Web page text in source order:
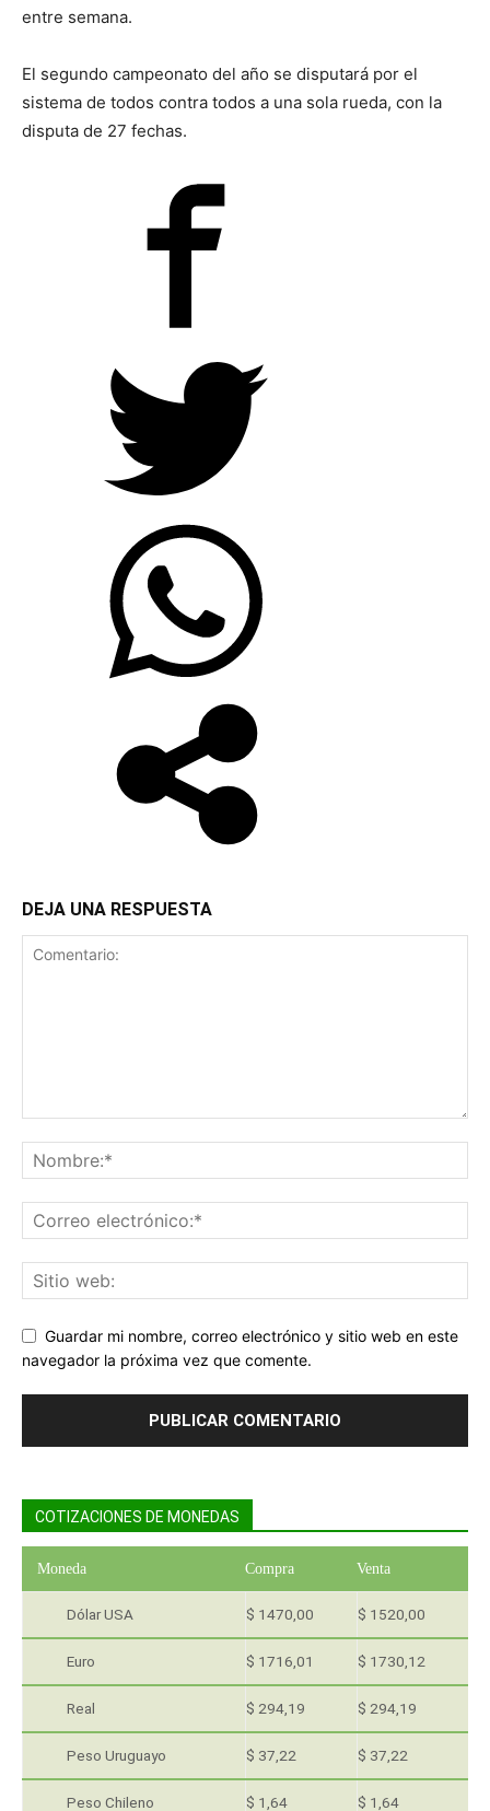
entre semana.
El segundo campeonato del año se disputará por el
sistema de todos contra todos a una sola rueda, con la
disputa de 27 fechas.
DEJA UNA RESPUESTA
Guardar mi nombre, correo electrónico y sitio web en este
navegador la próxima vez que comente.
COTIZACIONES DE MONEDAS
Moneda Compra Venta
Dólar USA $ 1470,00 $ 1520,00
Euro $ 1716,01 $ 1730,12
Real $ 294,19 $ 294,19
Peso Uruguayo $ 37,22 $ 37,22
Peso Chileno $ 1,64 $ 1,64